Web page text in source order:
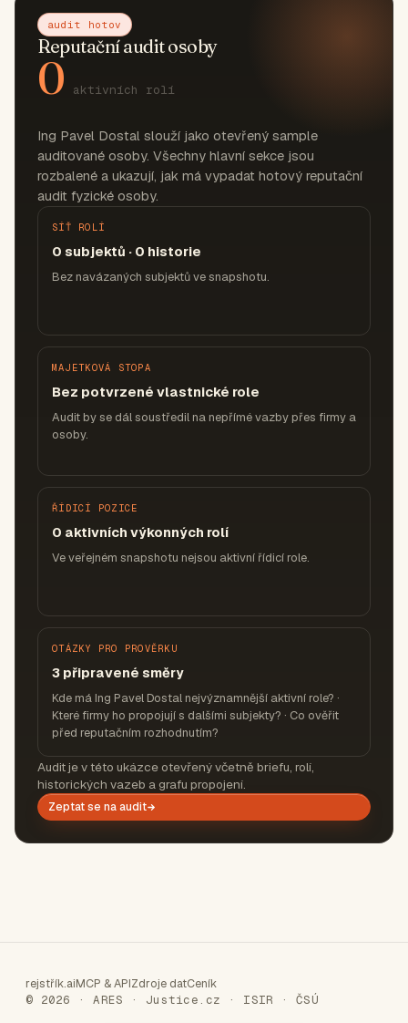
audit hotov
Reputační audit osoby
0 aktivních rolí
Ing Pavel Dostal slouží jako otevřený sample
auditované osoby. Všechny hlavní sekce jsou
rozbalené a ukazují, jak má vypadat hotový reputační
audit fyzické osoby.
SÍŤ ROLÍ
0 subjektů · 0 historie
Bez navázaných subjektů ve snapshotu.
MAJETKOVÁ STOPA
Bez potvrzené vlastnické role
Audit by se dál soustředil na nepřímé vazby přes firmy a
osoby.
ŘÍDICÍ POZICE
0 aktivních výkonných rolí
Ve veřejném snapshotu nejsou aktivní řídicí role.
OTÁZKY PRO PROVĚRKU
3 připravené směry
Kde má Ing Pavel Dostal nejvýznamnější aktivní role? ·
Které firmy ho propojují s dalšími subjekty? · Co ověřit
před reputačním rozhodnutím?
Audit je v této ukázce otevřený včetně briefu, rolí,
historických vazeb a grafu propojení.
Zeptat se na audit
rejstřík.aiMCP & APIZdroje datCeník
© 2026 · ARES · Justice.cz · ISIR · ČSÚ